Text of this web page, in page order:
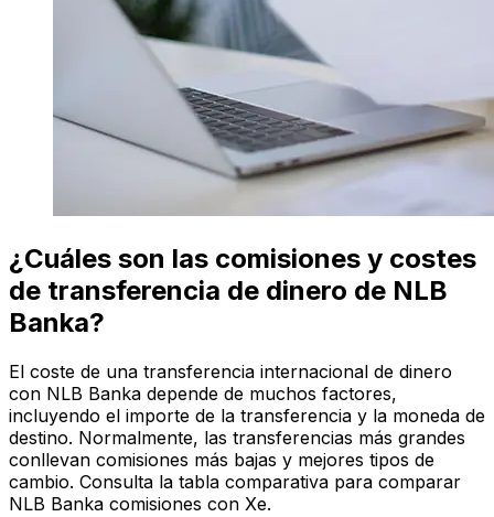
¿Cuáles son las comisiones y costes
de transferencia de dinero de NLB
Banka?
El coste de una transferencia internacional de dinero
con NLB Banka depende de muchos factores,
incluyendo el importe de la transferencia y la moneda de
destino. Normalmente, las transferencias más grandes
conllevan comisiones más bajas y mejores tipos de
cambio. Consulta la tabla comparativa para comparar
NLB Banka comisiones con Xe.